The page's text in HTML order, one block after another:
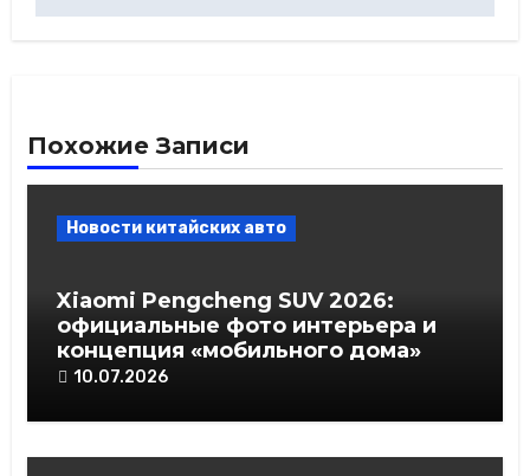
Похожие Записи
Новости китайских авто
Xiaomi Pengcheng SUV 2026:
официальные фото интерьера и
концепция «мобильного дома»
10.07.2026